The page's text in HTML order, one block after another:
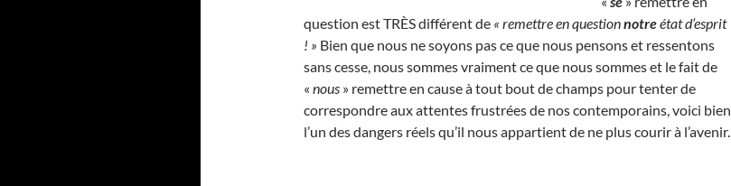
question est TRÈS différent de « remettre en questionnotreétat d’esprit
! » Bien que nous ne soyons pas ce que nous pensons et ressentons
sans cesse, nous sommes vraiment ce que nous sommes et le fait de
« nous » remettre en cause à tout bout de champs pour tenter de
correspondre aux attentes frustrées de nos contemporains, voici bien
l’un des dangers réels qu’il nous appartient de ne plus courir à l’avenir.